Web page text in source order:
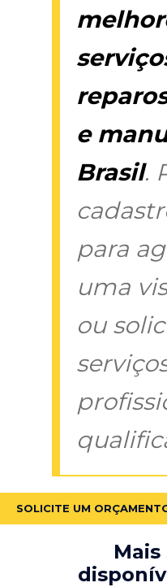
e
Brasil.
para
uma
ou
SOLICITE UM